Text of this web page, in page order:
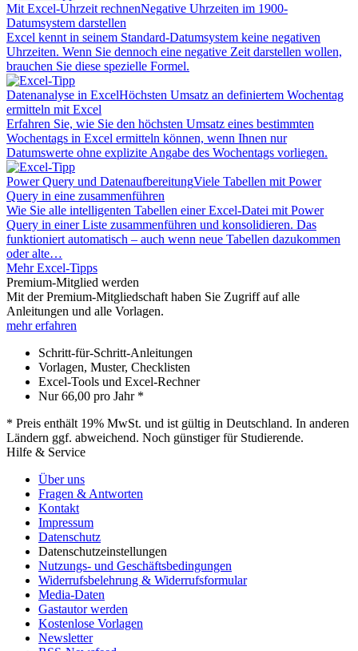
Mit Excel-Uhrzeit rechnenNegative Uhrzeiten im 1900-
Datumsystem darstellen
Excel kennt in seinem Standard-Datumsystem keine negativen
Uhrzeiten. Wenn Sie dennoch eine negative Zeit darstellen wollen,
brauchen Sie diese spezielle Formel.
Datenanalyse in ExcelHöchsten Umsatz an definiertem Wochentag
ermitteln mit Excel
Erfahren Sie, wie Sie den höchsten Umsatz eines bestimmten
Wochentags in Excel ermitteln können, wenn Ihnen nur
Datumswerte ohne explizite Angabe des Wochentags vorliegen.
Power Query und DatenaufbereitungViele Tabellen mit Power
Query in eine zusammenführen
Wie Sie alle intelligenten Tabellen einer Excel-Datei mit Power
Query in einer Liste zusammenführen und konsolidieren. Das
funktioniert automatisch – auch wenn neue Tabellen dazukommen
oder alte…
Mehr Excel-Tipps
Premium-Mitglied werden
Mit der Premium-Mitgliedschaft haben Sie Zugriff auf alle
Anleitungen und alle Vorlagen.
mehr erfahren
Schritt-für-Schritt-Anleitungen
Vorlagen, Muster, Checklisten
Excel-Tools und Excel-Rechner
Nur66,00 pro Jahr *
* Preis enthält 19% MwSt. und ist gültig in Deutschland. In anderen
Ländern ggf. abweichend. Noch günstiger für Studierende.
Hilfe & Service
Über uns
Fragen & Antworten
Kontakt
Impressum
Datenschutz
Datenschutzeinstellungen
Nutzungs- und Geschäftsbedingungen
Widerrufsbelehrung & Widerrufsformular
Media-Daten
Gastautor werden
Kostenlose Vorlagen
Newsletter